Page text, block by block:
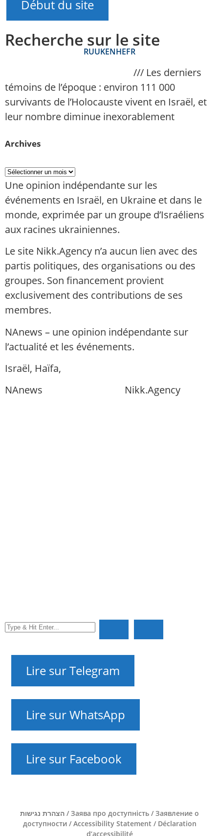
Début du site
Recherche sur le site
RUUKENHEFR
/// Les derniers
témoins de l’époque : environ 111 000
survivants de l’Holocauste vivent en Israël, et
leur nombre diminue inexorablement
Archives
Une opinion indépendante sur les
événements en Israël, en Ukraine et dans le
monde, exprimée par un groupe d’Israéliens
aux racines ukrainiennes.
Le site Nikk.Agency n’a aucun lien avec des
partis politiques, des organisations ou des
groupes. Son financement provient
exclusivement des contributions de ses
membres.
NAnews – une opinion indépendante sur
l’actualité et les événements.
Israël, Haïfa,
NAnews
Nikk.Agency
Lire sur Telegram
Lire sur WhatsApp
Lire sur Facebook
הצהרת נגישות / Заява про доступність / Заявление о
доступности / Accessibility Statement / Déclaration
d’accessibilité